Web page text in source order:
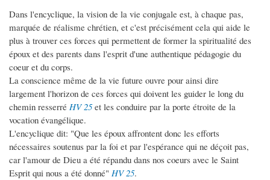
Dans l'encyclique, la vision de la vie conjugale est, à chaque pas,
marquée de réalisme chrétien, et c'est précisément cela qui aide le
plus à trouver ces forces qui permettent de former la spiritualité des
époux et des parents dans l'esprit d'une authentique pédagogie du
coeur et du corps.
La conscience même de la vie future ouvre pour ainsi dire
largement l'horizon de ces forces qui doivent les guider le long du
chemin resserré HV 25et les conduire par la porte étroite de la
vocation évangélique.
L'encyclique dit: "Que les époux affrontent donc les efforts
nécessaires soutenus par la foi et par l'espérance qui ne déçoit pas,
car l'amour de Dieu a été répandu dans nos coeurs avec le Saint
Esprit qui nous a été donné" HV 25.